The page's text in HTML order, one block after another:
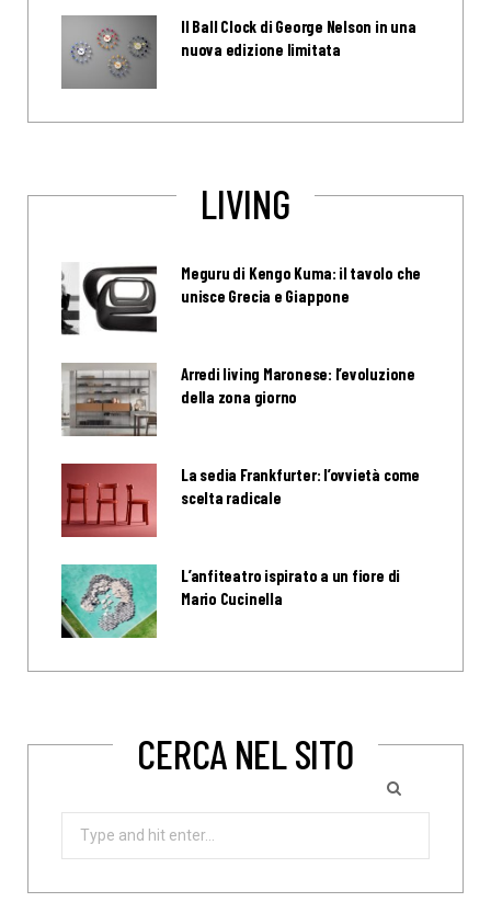
Il Ball Clock di George Nelson in una
nuova edizione limitata
LIVING
Meguru di Kengo Kuma: il tavolo che
unisce Grecia e Giappone
Arredi living Maronese: l’evoluzione
della zona giorno
La sedia Frankfurter: l’ovvietà come
scelta radicale
L’anfiteatro ispirato a un fiore di
Mario Cucinella
CERCA NEL SITO
Search